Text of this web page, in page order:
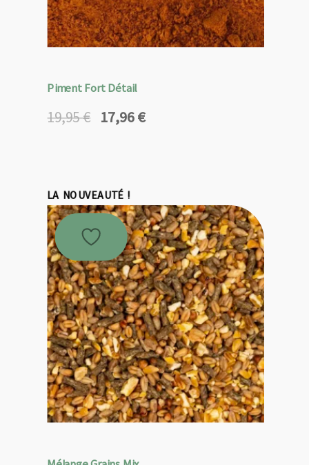
Piment Fort Détail
19,95€
Le
19,95 €.
17,96€
Le
17,96 €.
LA NOUVEAUTÉ !